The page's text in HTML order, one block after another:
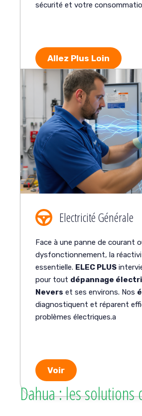
sécurité et votre
Allez Plus Loin
Electricité Générale
Face à une panne de courant
dysfonctionnement, la
essentielle. ELEC PLUS
pour tout dépannage
Nevers et ses environs. Nos
diagnostiquent et réparent
problèmes électriques.a
Voir
Dahua : les